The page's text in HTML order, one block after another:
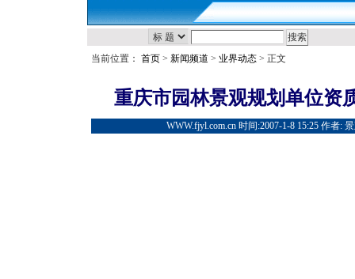
当前位置： 首页 > 新闻频道 > 业界动态 > 正文
重庆市园林景观规划单位资
WWW.fjyl.com.cn 时间:2007-1-8 15:25 作者: